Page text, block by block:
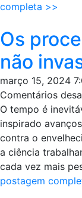
completa >>
Os
não
março 15, 2024
Comentários
O tempo é
inspirado
contra o
a ciência
cada vez mais
postagem